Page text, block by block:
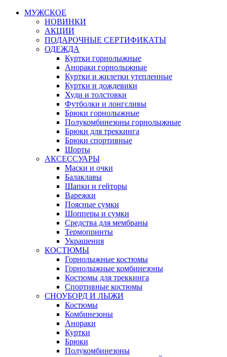
МУЖСКОЕ
НОВИНКИ
АКЦИИ
ПОДАРОЧНЫЕ СЕРТИФИКАТЫ
ОДЕЖДА
Куртки горнолыжные
Анораки горнолыжные
Куртки и жилетки утепленные
Куртки и дождевики
Худи и толстовки
Футболки и лонгсливы
Брюки горнолыжные
Полукомбинезоны горнолыжные
Брюки для треккинга
Брюки спортивные
Шорты
АКСЕССУАРЫ
Маски и очки
Балаклавы
Шапки и гейторы
Варежки
Поясные сумки
Шопперы и сумки
Средства для мембраны
Термопринты
Украшения
КОСТЮМЫ
Горнолыжные костюмы
Горнолыжные комбинезоны
Костюмы для треккинга
Спортивные костюмы
СНОУБОРД И ЛЫЖИ
Костюмы
Комбинезоны
Анораки
Куртки
Брюки
Полукомбинезоны